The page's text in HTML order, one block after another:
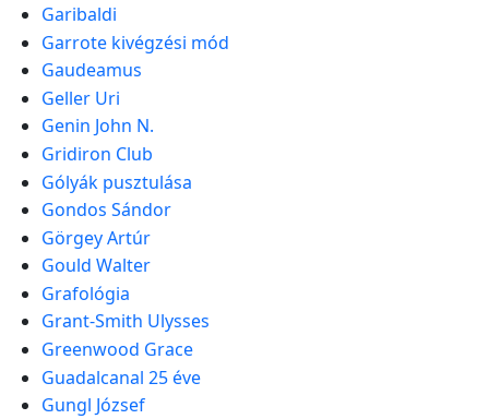
Garibaldi
Garrote kivégzési mód
Gaudeamus
Geller Uri
Genin John N.
Gridiron Club
Gólyák pusztulása
Gondos Sándor
Görgey Artúr
Gould Walter
Grafológia
Grant-Smith Ulysses
Greenwood Grace
Guadalcanal 25 éve
Gungl József